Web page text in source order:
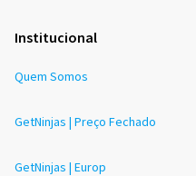
Institucional
Quem Somos
GetNinjas | Preço Fechado
GetNinjas | Europ